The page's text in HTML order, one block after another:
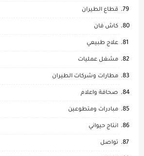
قطاع الطيران
كاش فان
علاج طبيعي
مشغل عمليات
مطارات وشركات الطيران
صحافة واعلام
مبادرات ومتطوعين
انتاج حيواني
تواصل